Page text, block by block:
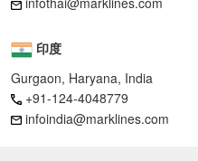
印度
Gurgaon, Haryana, India
+91-124-4048779
infoindia@marklines.com